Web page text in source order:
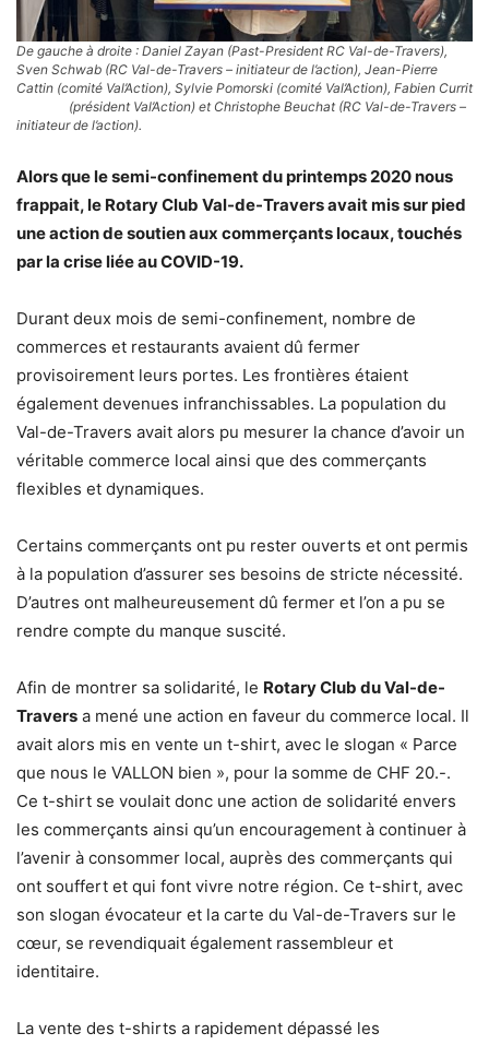
De gauche à droite : Daniel Zayan (Past-President RC Val-de-Travers),
Sven Schwab (RC Val-de-Travers – initiateur de l’action), Jean-Pierre
Cattin (comité Val’Action), Sylvie Pomorski (comité Val’Action), Fabien Currit
(président Val’Action) et Christophe Beuchat (RC Val-de-Travers –
initiateur de l’action).
Alors que le semi-confinement du printemps 2020 nous
frappait, le Rotary Club Val-de-Travers avait mis sur pied
une action de soutien aux commerçants locaux, touchés
par la crise liée au COVID-19.
Durant deux mois de semi-confinement, nombre de
commerces et restaurants avaient dû fermer
provisoirement leurs portes. Les frontières étaient
également devenues infranchissables. La population du
Val-de-Travers avait alors pu mesurer la chance d’avoir un
véritable commerce local ainsi que des commerçants
flexibles et dynamiques.
Certains commerçants ont pu rester ouverts et ont permis
à la population d’assurer ses besoins de stricte nécessité.
D’autres ont malheureusement dû fermer et l’on a pu se
rendre compte du manque suscité.
Afin de montrer sa solidarité, le Rotary Club du Val-de-
Travers a mené une action en faveur du commerce local. Il
avait alors mis en vente un t-shirt, avec le slogan « Parce
que nous le VALLON bien », pour la somme de CHF 20.-.
Ce t-shirt se voulait donc une action de solidarité envers
les commerçants ainsi qu’un encouragement à continuer à
l’avenir à consommer local, auprès des commerçants qui
ont souffert et qui font vivre notre région. Ce t-shirt, avec
son slogan évocateur et la carte du Val-de-Travers sur le
cœur, se revendiquait également rassembleur et
identitaire.
La vente des t-shirts a rapidement dépassé les